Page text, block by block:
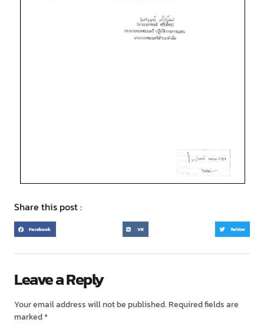
Share this post :
Facebook VK Twitter
Leave a Reply
Your email address will not be published. Required fields are
marked*